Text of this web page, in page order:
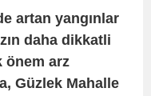
artan yangınlar
daha dikkatli
önem arz
Güzlek Mahalle